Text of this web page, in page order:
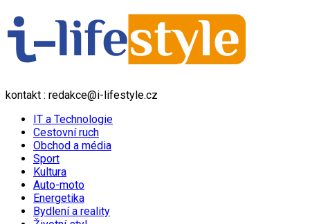
kontakt : redakce@i-lifestyle.cz
IT a Technologie
Cestovní ruch
Obchod a média
Sport
Kultura
Auto-moto
Energetika
Bydlení a reality